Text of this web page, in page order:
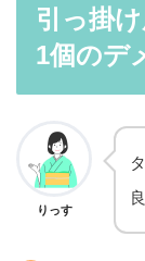
引っ掛
1個のデ
りっす